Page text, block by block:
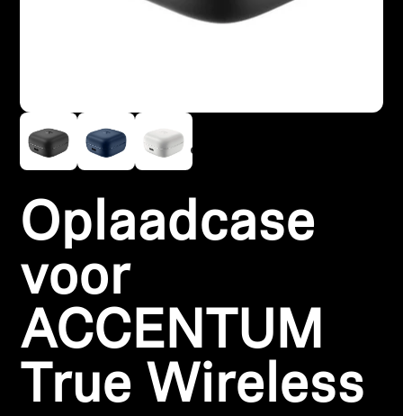
Gehoor per categorie
TV-koptelefoons voor gehoorondersteuning
Gehoorbronnen
Originele gehooronderdelengehoor en accessoires
Soundbars
Oplaadcase
voor
ACCENTUM
True Wireless